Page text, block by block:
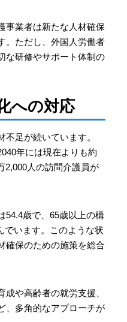
事業者は新たな人材確保
。ただし、外国人労働者
な研修やサポート体制の
への対応
足が続いています。
年には現在よりも約
2,000人の訪問介護員が
54.4歳で、65歳以上の構
でいます。このような状
確保のための施策を総合
や高齢者の就労支援、
、多角的なアプローチが